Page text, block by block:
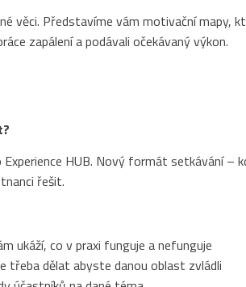
věci. Představíme vám motivační
zapálení a podávali očekávaný výkon.
HUB. Nový formát setkávání –
řešit.
ukáží, co v praxi funguje a nefunguje
třeba dělat abyste danou oblast zvládli